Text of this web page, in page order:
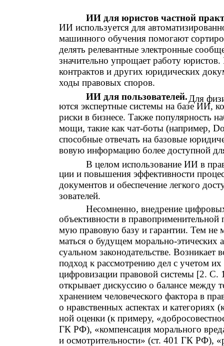
ИИ для юристов частной
ИИ используется для
машинного обучения помогают
делять релевантные электронные
значительно упрощает работу
контрактов и других юридических
ходы правовых споров.
ИИ для пользователей. Для
ются экспертные системы на базе ИИ,
риски в бизнесе. Также популярность
мощи, такие как чат-боты (например,
способные отвечать на базовые
вовую информацию более доступной
В целом использование ИИ в
ции и повышения эффективности
документов и обеспечение легкого
зователей.
Несомненно, внедрение
объективности в правоприменительной
мую правовую базу и гарантии. Тем не
маться о будущем морально-этических
суальном законодательстве.
подход к рассмотрению дел с учетом
цифровизации правовой системы [2. С.
открывает дискуссию о балансе между
хранением человеческого фактора в
о нравственных аспектах и
ной оценки (к примеру,
ГК РФ), «компенсация морального
и осмотрительности» (ст. 401 ГК РФ),